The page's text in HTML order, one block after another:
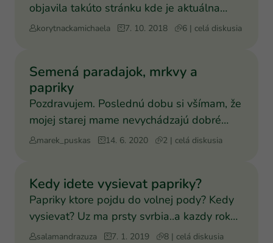
objavila takúto stránku kde je aktuálna
diskusia o záhradke:pra
korytnackamichaela 7. 10. 2018 6 | celá diskusia
Semená paradajok, mrkvy a
papriky
Pozdravujem. Poslednú dobu si všímam, že
mojej starej mame nevychádzajú dobré
mrkvy, paradajky a pap
marek_puskas 14. 6. 2020 2 | celá diskusia
Kedy idete vysievat papriky?
Papriky ktore pojdu do volnej pody? Kedy
vysievat? Uz ma prsty svrbia..a kazdy rok
zabudnem kedy som
salamandrazuza 7. 1. 2019 8 | celá diskusia